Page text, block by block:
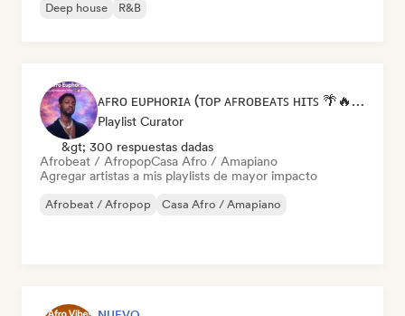
Deep house
R&B
ᴀꜰʀᴏ ᴇᴜᴘʜᴏʀɪᴀ (ᴛᴏᴘ ᴀꜰʀᴏʙᴇᴀᴛꜱ ʜɪᴛꜱ 🌴🔥 2026 )
Playlist Curator
&gt; 300 respuestas dadas
Afrobeat / AfropopCasa Afro / Amapiano
Agregar artistas a mis playlists de mayor impacto
Afrobeat / Afropop Casa Afro / Amapiano